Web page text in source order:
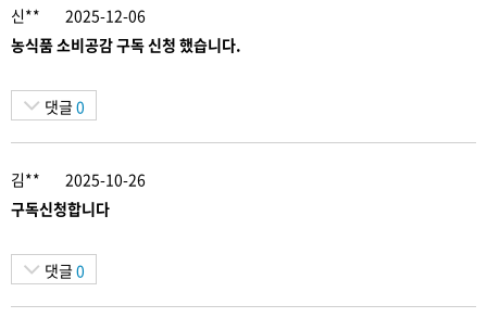
신**
2025-12-06
농식품 소비공감 구독 신청 했습니다.
댓글 0
김**
2025-10-26
구독신청합니다
댓글 0